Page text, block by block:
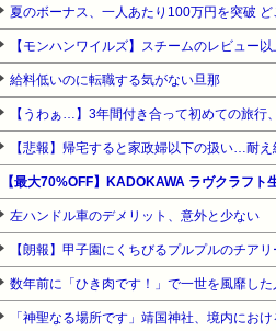
夏のボーナス、一人あたり100万円を突破
【モンハンワイルズ】スチームのレビュー
給料低いのに転職する気がない旦那
【うわぁ…】3年間付き合って初めての旅行
【悲報】帰宅すると家政婦以下の扱い…耐
【最大70%OFF】KADOKAWA ラヴクラフ
左ハンドル車のデメリット、意外と少ない
【朗報】甲子園にくちびるプルプルのチア
「神聖なる場所です」靖国神社、境内にお